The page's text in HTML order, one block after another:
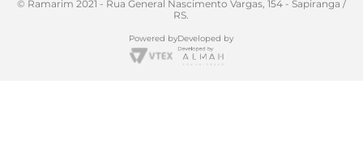
© Ramarim 2021 - Rua General Nascimento Vargas, 154 - Sapiranga /
RS.
Powered byDeveloped by